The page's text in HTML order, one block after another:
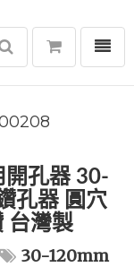
選單
開孔器 30-
孔器 圓穴
台灣製
30-120mm